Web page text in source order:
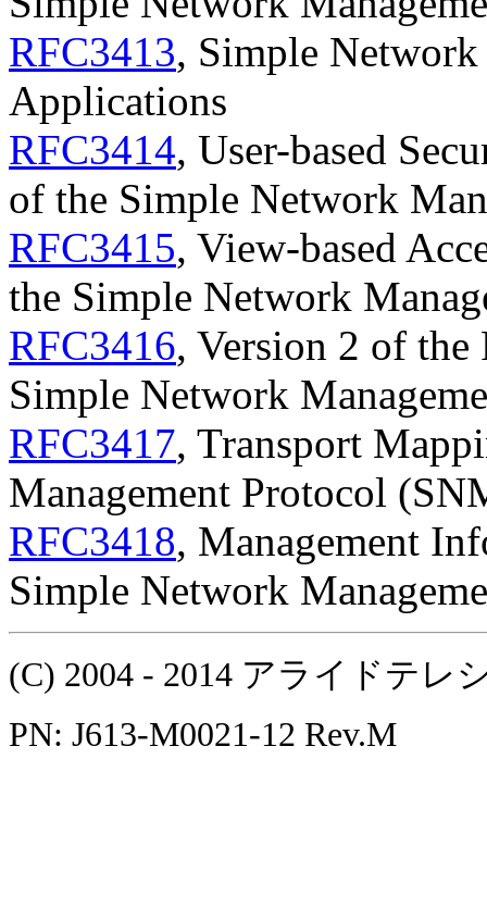
RFC3413, Simple
Applications
RFC3414, User-based
of the Simple Network
RFC3415, View-based
the Simple Network
RFC3416, Version 2 of
Simple Network
RFC3417, Transport
Management Protocol
RFC3418, Management
Simple Network
(C) 2004 - 2014 アライドテ
PN: J613-M0021-12 Rev.M